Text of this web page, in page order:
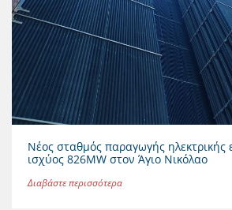
Νέος σταθμός παραγωγής ηλεκτρικής
ισχύος 826MW στον Άγιο Νικόλαο
Διαβάστε περισσότερα